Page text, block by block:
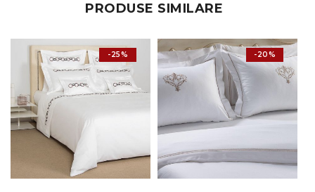
Dimensiune:
cearceaf pat: 220 x 240 cm
cearceaf pilotă: 200 x 220 cm
2 fete de pernă: 50 x 70 cm
Instructiuni de folosire:
PRODUSE SIMILARE
-25% -20%